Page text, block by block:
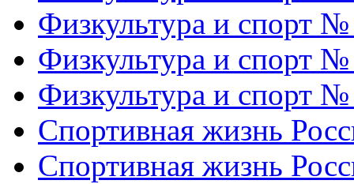
Физкультура и спорт
Физкультура и спорт
Физкультура и спорт
Спортивная жизнь
Спортивная жизнь